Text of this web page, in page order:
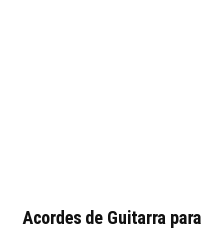
Acordes de Guitarra para